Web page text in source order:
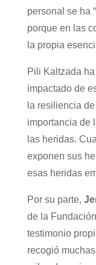
personal se ha
porque en las
la propia
Pili Kaltzada
impactado de
la resiliencia
importancia de
las heridas.
exponen sus
esas heridas
Por su parte,
de la
testimonio
recogió